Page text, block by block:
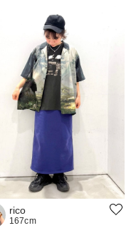
rico
167cm